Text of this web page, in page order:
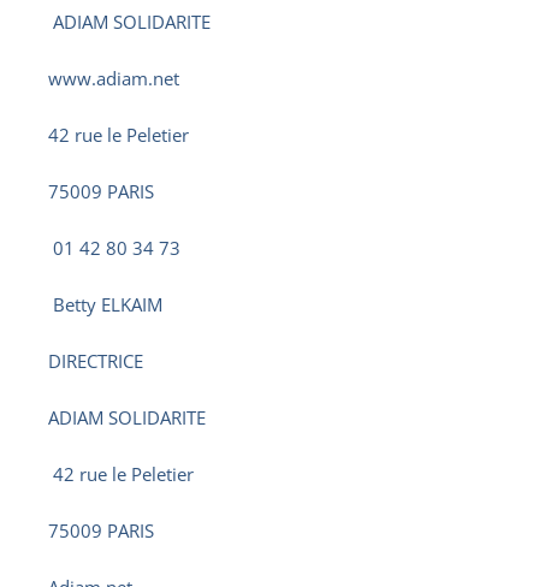
ADIAM SOLIDARITE
www.adiam.net
42 rue le Peletier
75009 PARIS
01 42 80 34 73
Betty ELKAIM
DIRECTRICE
ADIAM SOLIDARITE
42 rue le Peletier
75009 PARIS